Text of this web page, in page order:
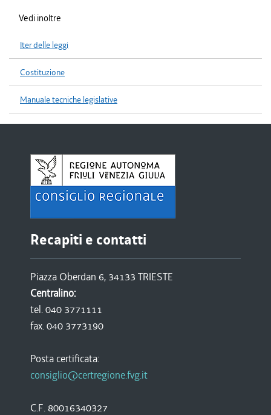
Vedi inoltre
Iter delle leggi
Costituzione
Manuale tecniche legislative
Recapiti e contatti
Piazza Oberdan 6, 34133 TRIESTE
Centralino:
tel. 040 3771111
fax. 040 3773190
Posta certificata:
consiglio@certregione.fvg.it
C.F. 80016340327